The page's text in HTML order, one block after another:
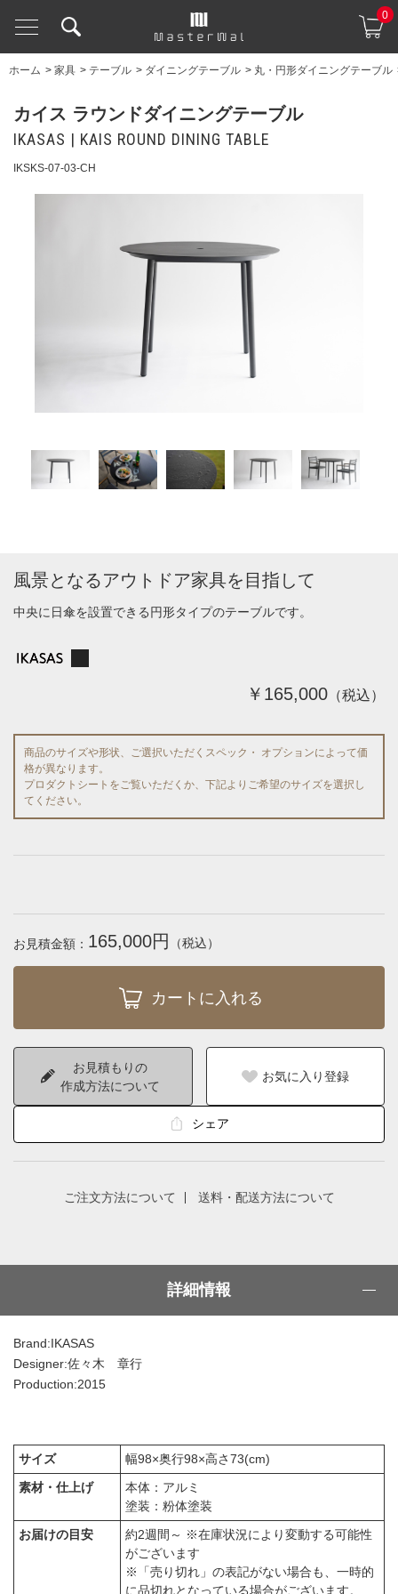
0
ホーム > 家具 > テーブル > ダイニングテーブル > 丸・円形ダイニングテーブル
カイス ラウンドダイニングテーブル
IKASAS | KAIS ROUND DINING TABLE
IKSKS-07-03-CH
風景となるアウトドア家具を目指して
中央に日傘を設置できる円形タイプのテーブルです。
￥165,000 （税込）
商品のサイズや形状、ご選択いただくスペック・ オプションによって価
格が異なります。
プロダクトシートをご覧いただくか、下記よりご希望のサイズを選択し
てください。
お見積金額： 165,000円 （税込）
お見積もりの
作成方法について
お気に入り登録
シェア
ご注文方法について 送料・配送方法について
詳細情報
Brand:IKASAS
Designer:佐々木 章行
Production:2015
サイズ
幅98×奥行98×高さ73(cm)
素材・仕上げ
本体：アルミ
塗装：粉体塗装
お届けの目安
約2週間～ ※在庫状況により変動する可能性
がございます
※「売り切れ」の表記がない場合も、一時的
に品切れとなっている場合がございます。